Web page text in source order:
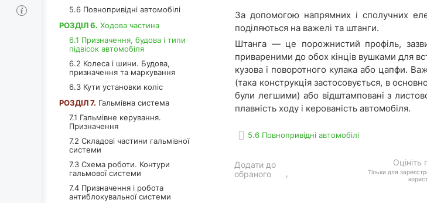
5.6 Повнопривідні автомобілі
РОЗДІЛ 6. Ходова частина
6.1 Призначення, будова і типи
підвісок автомобіля
6.2 Колеса і шини. Будова,
призначення та маркування
6.3 Кути установки коліс
РОЗДІЛ 7. Гальмівна система
7.1 Гальмівне керування.
Призначення
7.2 Складові частини гальмівної
системи
7.3 Схема роботи. Контури
гальмової системи
7.4 Призначення і робота
антиблокувальної системи
За допомогою напрямних і сполучних
поділяються на важелі та штанги.
Штанга — це порожнистий профіль,
привареними до обох кінців вушками для
кузова і поворотного кулака або цапфи.
(така конструкція застосовується, в
були легшими) або відштамповані з
плавність ходу і керованість автомобіля.
5.6 Повнопривідні автомобілі
Оцініть
Тільки для
Додати до
обраного